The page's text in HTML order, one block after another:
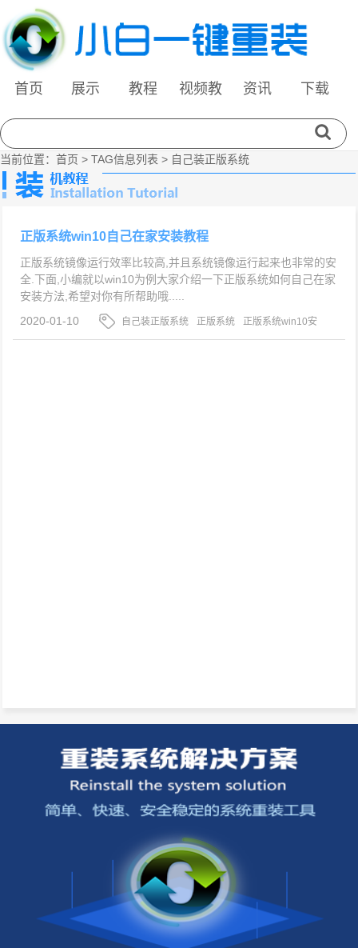
首页 展示 教程
视频教
资讯 下载
当前位置： 首页 > TAG信息列表 > 自己装正版系统
正版系统win10自己在家安装教程
正版系统镜像运行效率比较高,并且系统镜像运行起来也非常的安
全.下面,小编就以win10为例大家介绍一下正版系统如何自己在家
安装方法,希望对你有所帮助哦.....
2020-01-10
自己装正版系统 正版系统
正版系统win10安
装教程